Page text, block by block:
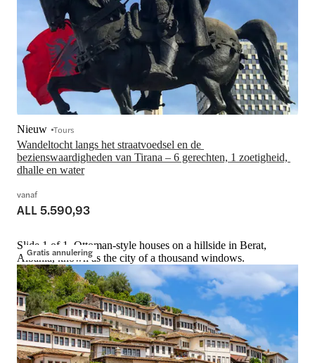
Wandeltocht langs het straatvoedsel en de
bezienswaardigheden van Tirana – 6 gerechten, 1 zoetigheid,
dhalle en water
Nieuw Tours
vanaf
ALL 5.590,93
Gratis annulering
Slide 1 of 1, Ottoman-style houses on a hillside in Berat,
Albania, known as the city of a thousand windows.